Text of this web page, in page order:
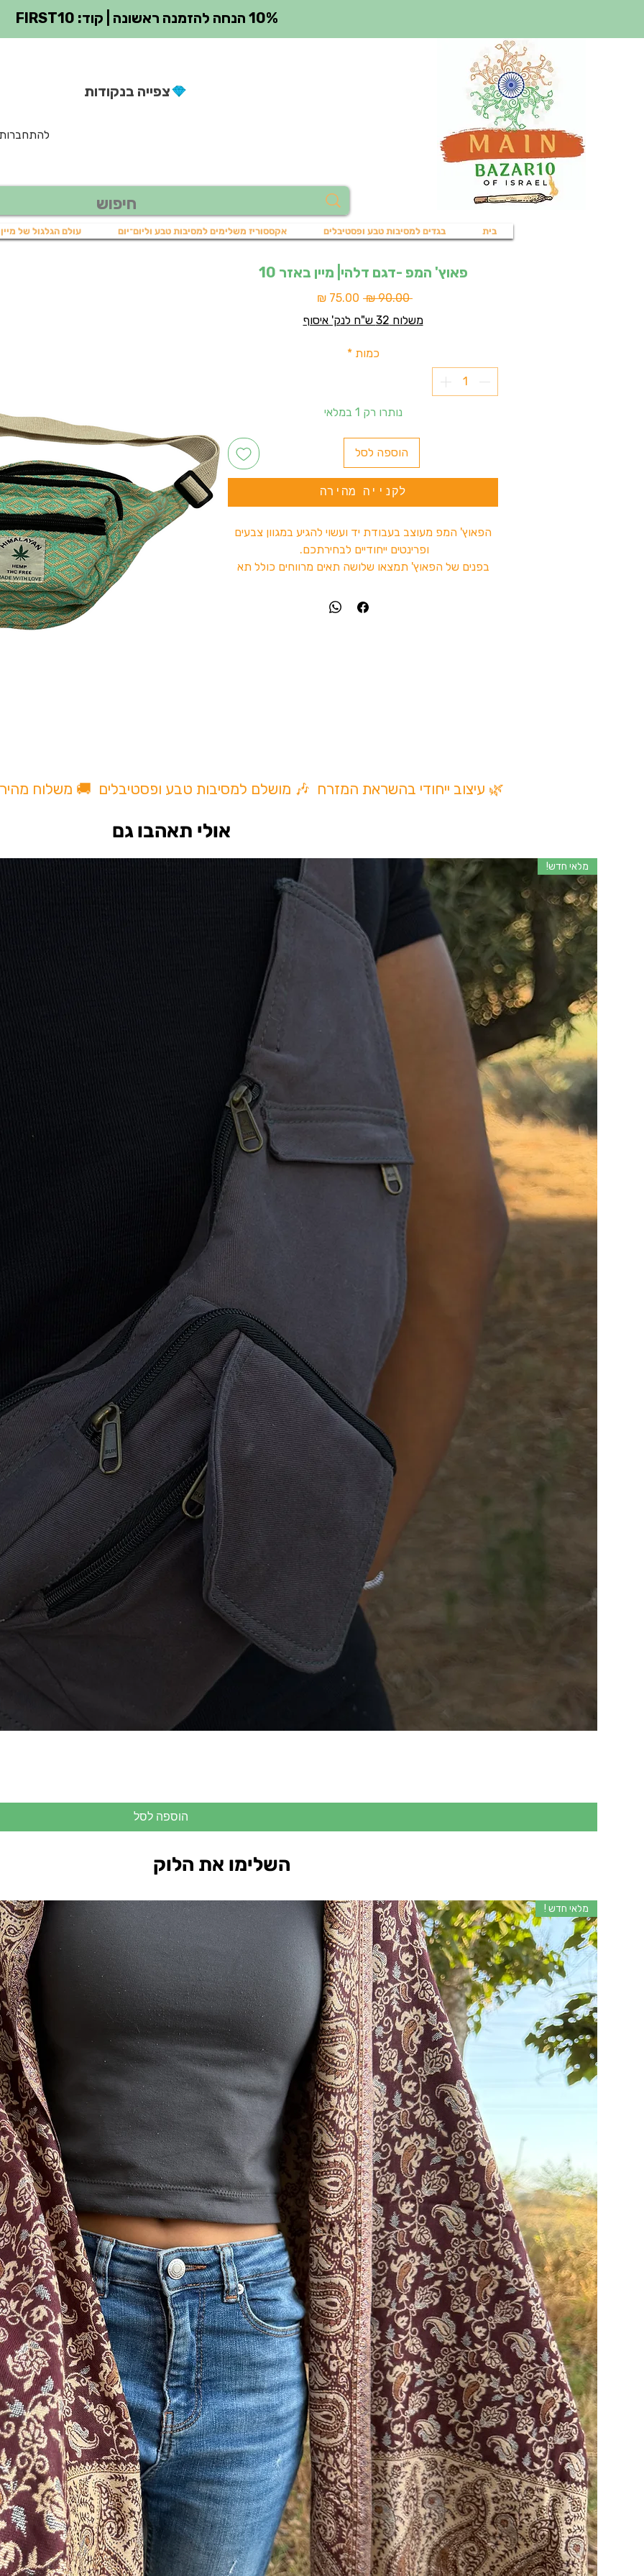
צפייה בנקודות
להתחברות
בית בגדים למסיבות טבע ופסטיבלים אקססוריז משלימים למסיבות טבע וליום־יום עולם הגלגול של
פאוץ' המפ -דגם דלהי| מיין באזר 10
‏90.00 ‏₪
מחיר
רגיל
מבצע
משלוח 32 ש"ח לנק' איסוף
כמות *
נותרו רק 1 במלאי
הוספה לסל
לקנייה מהירה
הפאוץ' המפ מעוצב בעבודת יד ועשוי להגיע במגוון צבעים
ופרינטים ייחודיים לבחירתכם.
בפנים של הפאוץ' תמצאו שלושה תאים מרווחים כולל תא
בצורה מסודרת ונוחה.
🌿 עיצוב ייחודי בהשראת המזרח 🎶 מושלם למסיבות טבע ופסטיבלים 🚚 משלוח
אולי תאהבו גם
מלאי חדש!
הוספה לסל
השלימו את הלוק
מלאי חדש !